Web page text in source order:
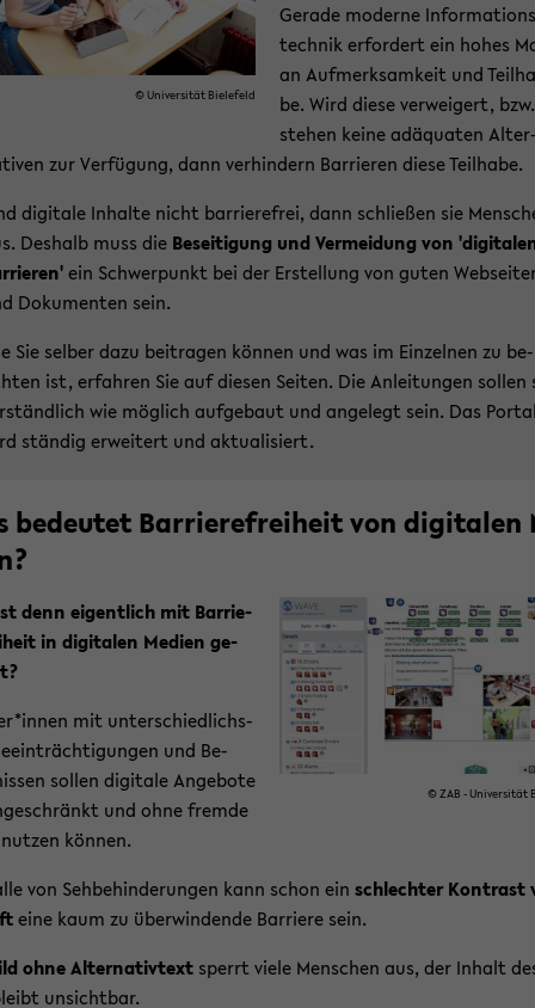
© Uni­ver­si­tät Bie­le­feld
Ge­ra­de mo­der­ne
tech­nik er­for­dert ein hohes
an Auf­merk­sam­keit und
be. Wird diese ver­wei­gert, bzw.
ste­hen keine ad­äqua­ten Al­ter­
zur Ver­fü­gung, dann ver­hin­dern Bar­rie­ren diese Teil­ha­be.
di­gi­ta­le In­hal­te nicht bar­rie­re­frei, dann schlie­ßen sie
Des­halb muss die Be­sei­ti­gung und Ver­mei­dung von
ein Schwer­punkt bei der Er­stel­lung von guten
Do­ku­men­ten sein.
Sie sel­ber dazu bei­tra­gen kön­nen und was im Ein­zel­nen zu be­
ist, er­fah­ren Sie auf die­sen Sei­ten. Die An­lei­tun­gen sol­len
wie mög­lich auf­ge­baut und an­ge­legt sein. Das Por­tal
stän­dig er­wei­tert und ak­tua­li­siert.
be­deu­tet Bar­rie­re­frei­heit von di­gi­ta­len
© ZAB - Uni­ver­si­tät
denn ei­gent­lich mit Bar­rie­
in di­gi­ta­len Me­di­en ge­
mit un­ter­schied­lichs­
und Be­
sol­len di­gi­ta­le An­ge­bo­te
und ohne frem­de
kön­nen.
von Seh­be­hin­de­run­gen kann schon ein schlech­ter Kon­trast
eine kaum zu über­win­den­de Bar­rie­re sein.
ohne Al­ter­na­tiv­text sperrt viele Men­schen aus, der In­halt
un­sicht­bar.